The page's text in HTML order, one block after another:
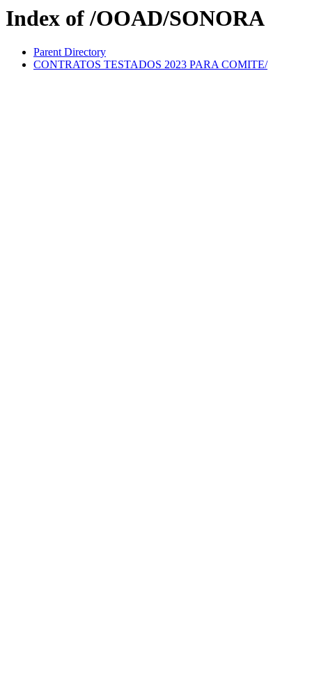
Index of /OOAD/SONORA
Parent Directory
CONTRATOS TESTADOS 2023 PARA COMITE/